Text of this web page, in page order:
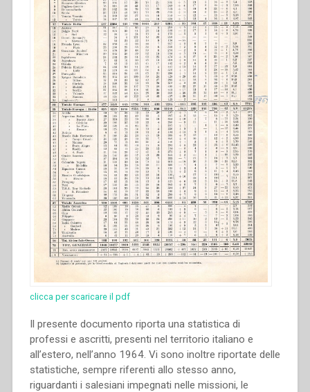
clicca per scaricare il pdf
Il presente documento riporta una statistica di
professi e ascritti, presenti nel territorio italiano e
all’estero, nell’anno 1964. Vi sono inoltre riportate delle
statistiche, sempre riferenti allo stesso anno,
riguardanti i salesiani impegnati nelle missioni, le